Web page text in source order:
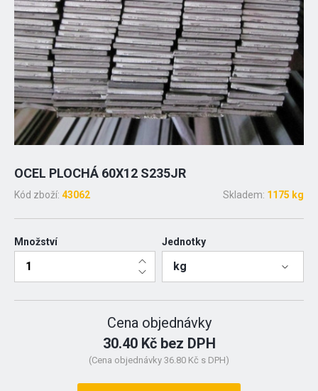
OCEL PLOCHÁ 60X12 S235JR
Kód zboží: 43062 Skladem: 1175 kg
Množství Jednotky
kg
Cena objednávky
30.40 Kč bez DPH
(Cena objednávky 36.80 Kč s DPH)